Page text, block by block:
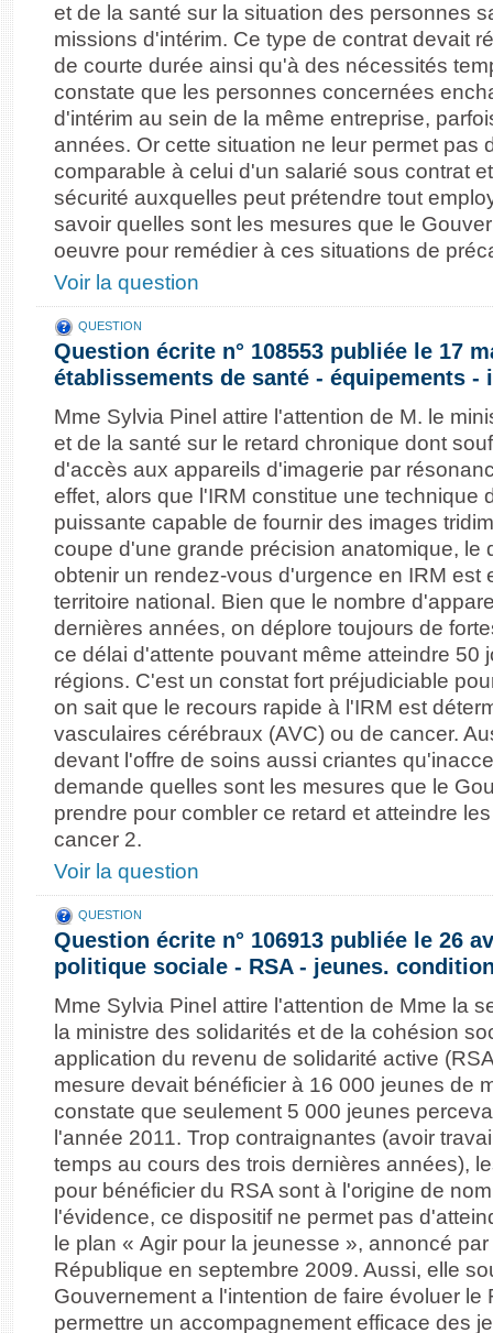
et de la santé sur la situation des personnes
missions d'intérim. Ce type de contrat devait
de courte durée ainsi qu'à des nécessités
constate que les personnes concernées
d'intérim au sein de la même entreprise,
années. Or cette situation ne leur permet pas
comparable à celui d'un salarié sous contrat
sécurité auxquelles peut prétendre tout
savoir quelles sont les mesures que le
oeuvre pour remédier à ces situations de
Voir la question
QUESTION
Question écrite n° 108553 publiée le 17
établissements de santé - équipements -
Mme Sylvia Pinel attire l'attention de M. le
et de la santé sur le retard chronique dont
d'accès aux appareils d'imagerie par
effet, alors que l'IRM constitue une technique
puissante capable de fournir des images
coupe d'une grande précision anatomique, le
obtenir un rendez-vous d'urgence en IRM est
territoire national. Bien que le nombre
dernières années, on déplore toujours de
ce délai d'attente pouvant même atteindre 50
régions. C'est un constat fort préjudiciable
on sait que le recours rapide à l'IRM est
vasculaires cérébraux (AVC) ou de cancer.
devant l'offre de soins aussi criantes
demande quelles sont les mesures que le
prendre pour combler ce retard et atteindre
cancer 2.
Voir la question
QUESTION
Question écrite n° 106913 publiée le 26
politique sociale - RSA - jeunes.
Mme Sylvia Pinel attire l'attention de Mme la
la ministre des solidarités et de la cohésion
application du revenu de solidarité active
mesure devait bénéficier à 16 000 jeunes de
constate que seulement 5 000 jeunes
l'année 2011. Trop contraignantes (avoir
temps au cours des trois dernières années),
pour bénéficier du RSA sont à l'origine de
l'évidence, ce dispositif ne permet pas
le plan « Agir pour la jeunesse », annoncé
République en septembre 2009. Aussi, elle
Gouvernement a l'intention de faire évoluer le
permettre un accompagnement efficace des